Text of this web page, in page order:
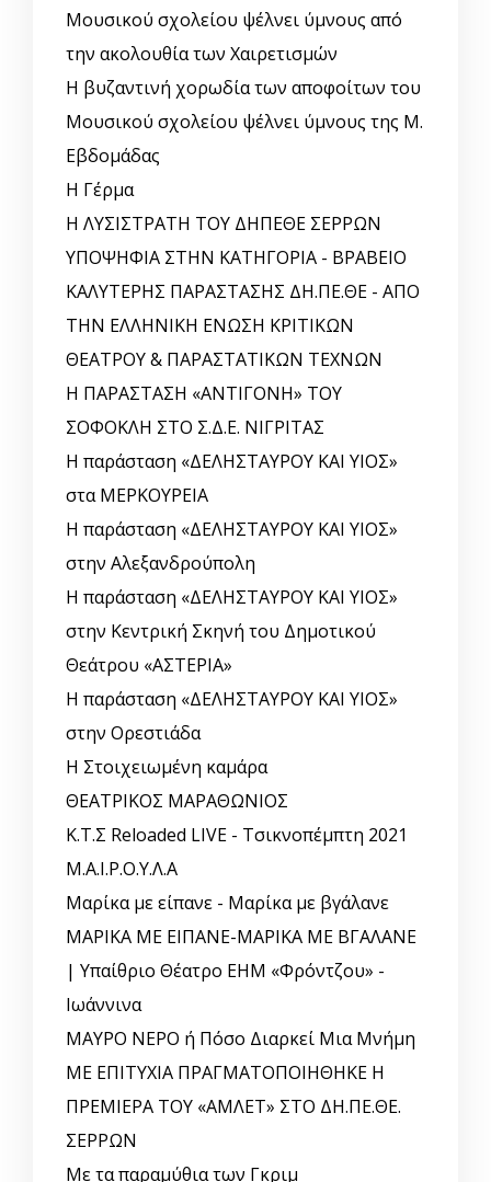
Μουσικού σχολείου ψέλνει ύμνους από
την ακολουθία των Χαιρετισμών
Η βυζαντινή χορωδία των αποφοίτων του
Μουσικού σχολείου ψέλνει ύμνους της Μ.
Εβδομάδας
Η Γέρμα
Η ΛΥΣΙΣΤΡΑΤΗ ΤΟΥ ΔΗΠΕΘΕ ΣΕΡΡΩΝ
ΥΠΟΨΗΦΙΑ ΣΤΗΝ ΚΑΤΗΓΟΡΙΑ - ΒΡΑΒΕΙΟ
ΚΑΛΥΤΕΡΗΣ ΠΑΡΑΣΤΑΣΗΣ ΔΗ.ΠΕ.ΘΕ - ΑΠΟ
ΤΗΝ ΕΛΛΗΝΙΚΗ ΕΝΩΣΗ ΚΡΙΤΙΚΩΝ
ΘΕΑΤΡΟΥ & ΠΑΡΑΣΤΑΤΙΚΩΝ ΤΕΧΝΩΝ
Η ΠΑΡΑΣΤΑΣΗ «ΑΝΤΙΓΟΝΗ» ΤΟΥ
ΣΟΦΟΚΛΗ ΣΤΟ Σ.Δ.Ε. ΝΙΓΡΙΤΑΣ
Η παράσταση «ΔΕΛΗΣΤΑΥΡΟΥ ΚΑΙ ΥΙΟΣ»
στα ΜΕΡΚΟΥΡΕΙΑ
Η παράσταση «ΔΕΛΗΣΤΑΥΡΟΥ ΚΑΙ ΥΙΟΣ»
στην Αλεξανδρούπολη
Η παράσταση «ΔΕΛΗΣΤΑΥΡΟΥ ΚΑΙ ΥΙΟΣ»
στην Κεντρική Σκηνή του Δημοτικού
Θεάτρου «ΑΣΤΕΡΙΑ»
Η παράσταση «ΔΕΛΗΣΤΑΥΡΟΥ ΚΑΙ ΥΙΟΣ»
στην Ορεστιάδα
Η Στοιχειωμένη καμάρα
ΘΕΑΤΡΙΚΟΣ ΜΑΡΑΘΩΝΙΟΣ
Κ.Τ.Σ Reloaded LIVE - Τσικνοπέμπτη 2021
Μ.Α.Ι.Ρ.Ο.Υ.Λ.Α
Μαρίκα με είπανε - Μαρίκα με βγάλανε
ΜΑΡΙΚΑ ΜΕ ΕΙΠΑΝΕ-ΜΑΡΙΚΑ ΜΕ ΒΓΑΛΑΝΕ
| Υπαίθριο Θέατρο ΕΗΜ «Φρόντζου» -
Ιωάννινα
ΜΑΥΡΟ ΝΕΡΟ ή Πόσο Διαρκεί Μια Μνήμη
ΜΕ ΕΠΙΤΥΧΙΑ ΠΡΑΓΜΑΤΟΠΟΙΗΘΗΚΕ Η
ΠΡΕΜΙΕΡΑ ΤΟΥ «ΑΜΛΕΤ» ΣΤΟ ΔΗ.ΠΕ.ΘΕ.
ΣΕΡΡΩΝ
Με τα παραμύθια των Γκριμ